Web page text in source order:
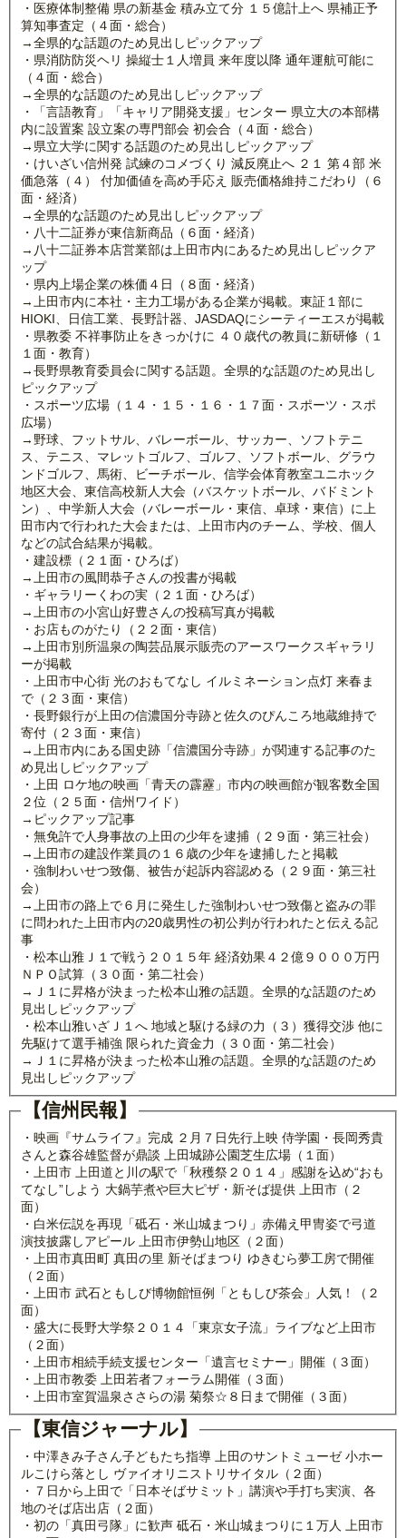
・医療体制整備 県の新基金 積み立て分 １５億計上へ 県補正予
算知事査定（４面・総合）
→全県的な話題のため見出しピックアップ
・県消防防災ヘリ 操縦士１人増員 来年度以降 通年運航可能に
（４面・総合）
→全県的な話題のため見出しピックアップ
・「言語教育」「キャリア開発支援」センター 県立大の本部構
内に設置案 設立案の専門部会 初会合（４面・総合）
→県立大学に関する話題のため見出しピックアップ
・けいざい信州発 試練のコメづくり 減反廃止へ ２１ 第４部 米
価急落（４） 付加価値を高め手応え 販売価格維持こだわり（６
面・経済）
→全県的な話題のため見出しピックアップ
・八十二証券が東信新商品（６面・経済）
→八十二証券本店営業部は上田市内にあるため見出しピックア
ップ
・県内上場企業の株価４日（８面・経済）
→上田市内に本社・主力工場がある企業が掲載。東証１部に
HIOKI、日信工業、長野計器、JASDAQにシーティーエスが掲載
・県教委 不祥事防止をきっかけに ４０歳代の教員に新研修（１
１面・教育）
→長野県教育委員会に関する話題。全県的な話題のため見出し
ピックアップ
・スポーツ広場（１４・１５・１６・１７面・スポーツ・スポ
広場）
→野球、フットサル、バレーボール、サッカー、ソフトテニ
ス、テニス、マレットゴルフ、ゴルフ、ソフトボール、グラウ
ンドゴルフ、馬術、ビーチボール、信学会体育教室ユニホック
地区大会、東信高校新人大会（バスケットボール、バドミント
ン）、中学新人大会（バレーボール・東信、卓球・東信）に上
田市内で行われた大会または、上田市内のチーム、学校、個人
などの試合結果が掲載。
・建設標（２１面・ひろば）
→上田市の風間恭子さんの投書が掲載
・ギャラリーくわの実（２１面・ひろば）
→上田市の小宮山好豊さんの投稿写真が掲載
・お店ものがたり（２２面・東信）
→上田市別所温泉の陶芸品展示販売のアースワークスギャラリ
ーが掲載
・上田市中心街 光のおもてなし イルミネーション点灯 来春ま
で（２３面・東信）
・長野銀行が上田の信濃国分寺跡と佐久のぴんころ地蔵維持で
寄付（２３面・東信）
→上田市内にある国史跡「信濃国分寺跡」が関連する記事のた
め見出しピックアップ
・上田 ロケ地の映画「青天の霹靂」市内の映画館が観客数全国
２位（２５面・信州ワイド）
→ピックアップ記事
・無免許で人身事故の上田の少年を逮捕（２９面・第三社会）
→上田市の建設作業員の１６歳の少年を逮捕したと掲載
・強制わいせつ致傷、被告が起訴内容認める（２９面・第三社
会）
→上田市の路上で６月に発生した強制わいせつ致傷と盗みの罪
に問われた上田市内の20歳男性の初公判が行われたと伝える記
事
・松本山雅Ｊ１で戦う２０１５年 経済効果４２億９０００万円
ＮＰＯ試算（３０面・第二社会）
→Ｊ１に昇格が決まった松本山雅の話題。全県的な話題のため
見出しピックアップ
・松本山雅いざＪ１へ 地域と駆ける緑の力（３）獲得交渉 他に
先駆けて選手補強 限られた資金力（３０面・第二社会）
→Ｊ１に昇格が決まった松本山雅の話題。全県的な話題のため
見出しピックアップ
【信州民報】
・映画『サムライフ』完成 ２月７日先行上映 侍学園・長岡秀貴
さんと森谷雄監督が鼎談 上田城跡公園芝生広場（１面）
・上田市 上田道と川の駅で「秋穫祭２０１４」感謝を込め“おも
てなし”しよう 大鍋芋煮や巨大ピザ・新そば提供 上田市（２
面）
・白米伝説を再現「砥石・米山城まつり」赤備え甲冑姿で弓道
演技披露しアピール 上田市伊勢山地区（２面）
・上田市真田町 真田の里 新そばまつり ゆきむら夢工房で開催
（２面）
・上田市 武石ともしび博物館恒例「ともしび茶会」人気！（２
面）
・盛大に長野大学祭２０１４「東京女子流」ライブなど上田市
（２面）
・上田市相続手続支援センター「遺言セミナー」開催（３面）
・上田市教委 上田若者フォーラム開催（３面）
・上田市室賀温泉ささらの湯 菊祭☆８日まで開催（３面）
【東信ジャーナル】
・中澤きみ子さん子どもたち指導 上田のサントミューゼ 小ホー
ルこけら落とし ヴァイオリニストリサイタル（２面）
・７日から上田で「日本そばサミット」講演や手打ち実演、各
地のそば店出店（２面）
・初の「真田弓隊」に歓声 砥石・米山城まつりに１万人 上田市